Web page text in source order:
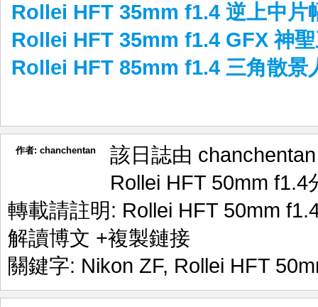
Rollei HFT 35mm f1.4 逆上中片
Rollei HFT 35mm f1.4 GFX 神
Rollei HFT 85mm f1.4 三角散景
作者: chanchentan
該日誌由
Rollei HFT 50mm f1.4
轉載請註明: Rollei HFT 50mm
解讀博文 +複製鏈接
關鍵字: Nikon ZF, Rollei HFT